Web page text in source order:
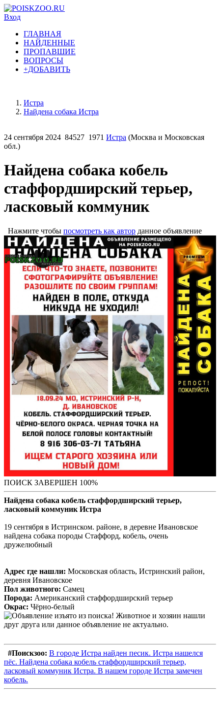
Вход
ГЛАВНАЯ
НАЙДЕННЫЕ
ПРОПАВШИЕ
ВОПРОСЫ
+ДОБАВИТЬ
Истра
Найдена собака Истра
24 сентября 2024 84527 1971 Истра (Москва и Московская
обл.)
Найдена собака кобель
стаффордширский терьер,
ласковый коммуник
Нажмите чтобы посмотреть как автор данное объявление
ПОИСК ЗАВЕРШЕН 100%
Найдена собака кобель стаффордширский терьер,
ласковый коммуник Истра
19 сентября в Истринском. районе, в деревне Ивановское
найдена собака породы Стаффорд, кобель, очень
дружелюбный
Адрес где нашли: Московская область, Истринский район,
деревня Ивановское
Пол животного: Самец
Порода: Американский стаффордширский терьер
Окрас: Чёрно-белый
#Поискзоо: В городе Истра найден песик. Истра нашелся
пёс. Найдена собака кобель стаффордширский терьер,
ласковый коммуник Истра. В нашем городе Истра замечен
кобель.